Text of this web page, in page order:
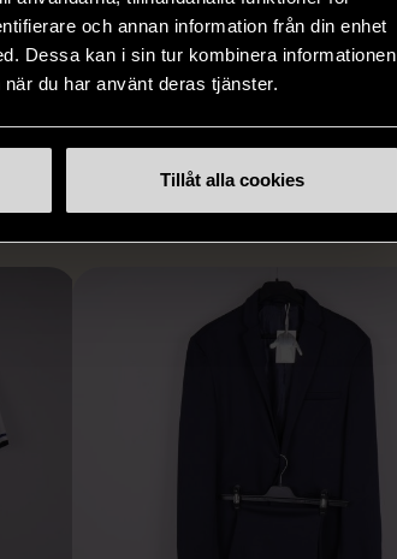
och annan information från din enhet
Dessa kan i sin tur kombinera informationen
du har använt deras tjänster.
Tillåt alla cookies
ge
till böcker och elektronik i våra
butiker. Du har chansen att hitta
unika och originella föremål som
denna